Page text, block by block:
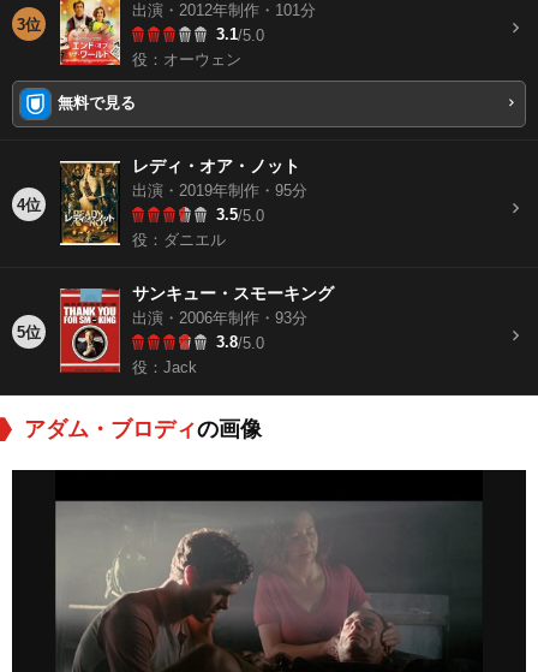
3位
出演・2012年制作・101分
3.1/5.0
役：オーウェン
無料で見る
4位
レディ・オア・ノット
出演・2019年制作・95分
3.5/5.0
役：ダニエル
5位
サンキュー・スモーキング
出演・2006年制作・93分
3.8/5.0
役：Jack
アダム・ブロディの画像